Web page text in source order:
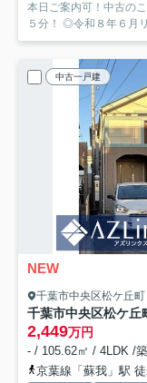
本日ご案内可！中古の
５分！ ◎令和８年６月
中古一戸建
NEW
千葉市中央区松ケ丘町
千葉市中央区松ケ丘
2,449万円
- / 105.62㎡ / 4LDK /
京葉線「蘇我」駅